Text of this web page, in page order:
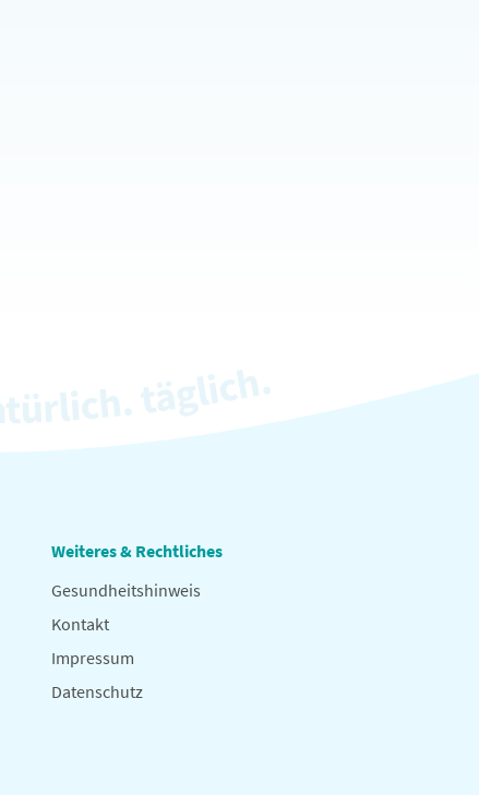
Weiteres & Rechtliches
Gesundheitshinweis
Kontakt
Impressum
Datenschutz